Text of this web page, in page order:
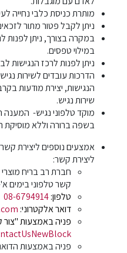
מותרת כניסת כלבי נחייה
ניתן לקבל פטור מתור
במקרה בצורך, ניתן לפנות
במילוי טפסים.
ניתן לפנות לרכז הנגישות
הדרכות עובדים לשירות
הנגישות, יצירת מודעות
שירות נגיש.
מוקד טלפוני נגיש-
בשפה ברורה וללא מוסיקת
אמצעים נוספים ליצירת
ליצירת קשר:
חברת רב בריח
קשר טלפוני בימים א'-ה'
טלפון:08-6794914
דואר אלקטרוני:
פניה באמצעות
פניה באמצעות הדואר: